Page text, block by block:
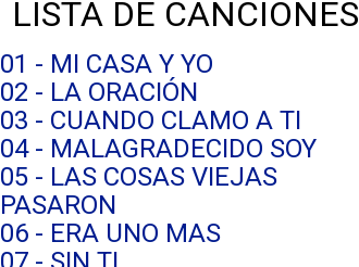
LISTA DE CANCIONES
01 - MI CASA Y YO
02 - LA ORACIÓN
03 - CUANDO CLAMO A TI
04 - MALAGRADECIDO SOY
05 - LAS COSAS VIEJAS
PASARON
06 - ERA UNO MAS